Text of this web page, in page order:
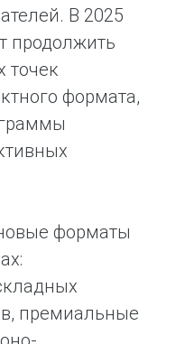
В 2025
продолжить
точек
формата,
форматы
премиальные